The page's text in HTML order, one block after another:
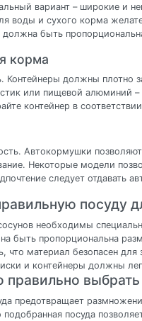
вариант – широкие и
воды и сухого корма
быть
корма
Контейнеры должны плотно
или пищевой алюминий
контейнер в
Автокормушки
Некоторые модели
следует отдавать
посуду
необходимы
быть пропорциональна
что материал безопасен
и контейнеры должны
выбрать
предотвращает
посуда